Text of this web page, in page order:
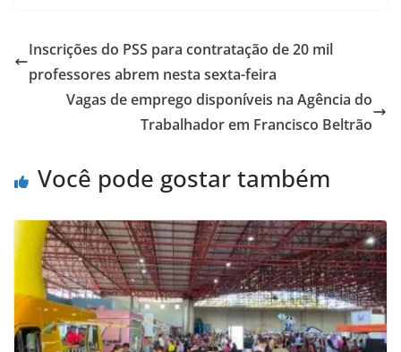
Inscrições do PSS para contratação de 20 mil
professores abrem nesta sexta-feira
Vagas de emprego disponíveis na Agência do
Trabalhador em Francisco Beltrão
Você pode gostar também